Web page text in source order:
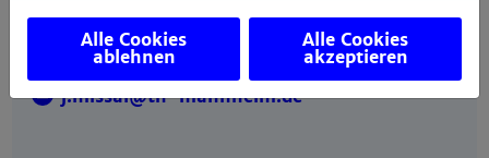
Gebäude X, Raum
j.missal@th-mannheim.de
Alle Cookies
ablehnen
Alle Cookies
akzeptieren